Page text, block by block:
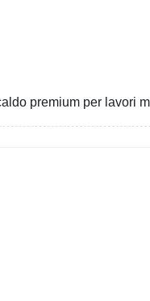
premium per lavori